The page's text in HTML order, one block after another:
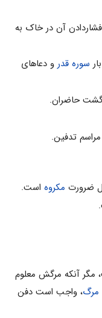
آن در خاک به
سوره قدرو دعاهای
حاضران.
تدفین.
ضرورت مکروهاست.
آنکه مرگش معلوم‌
مرگ، واجب است دفن